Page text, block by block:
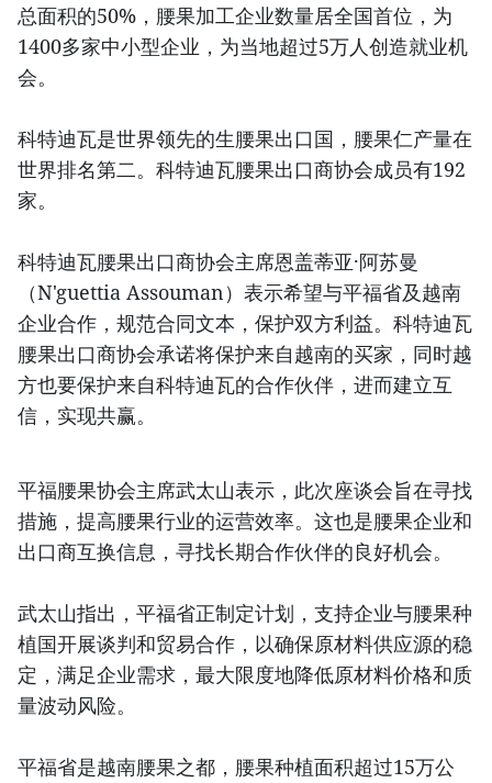
总面积的50%，腰果加工企业数量居全国首位，为
1400多家中小型企业，为当地超过5万人创造就业机
会。
科特迪瓦是世界领先的生腰果出口国，腰果仁产量在
世界排名第二。科特迪瓦腰果出口商协会成员有192
家。
科特迪瓦腰果出口商协会主席恩盖蒂亚·阿苏曼
（N'guettia Assouman）表示希望与平福省及越南
企业合作，规范合同文本，保护双方利益。科特迪瓦
腰果出口商协会承诺将保护来自越南的买家，同时越
方也要保护来自科特迪瓦的合作伙伴，进而建立互
信，实现共赢。
平福腰果协会主席武太山表示，此次座谈会旨在寻找
措施，提高腰果行业的运营效率。这也是腰果企业和
出口商互换信息，寻找长期合作伙伴的良好机会。
武太山指出，平福省正制定计划，支持企业与腰果种
植国开展谈判和贸易合作，以确保原材料供应源的稳
定，满足企业需求，最大限度地降低原材料价格和质
量波动风险。
平福省是越南腰果之都，腰果种植面积超过15万公